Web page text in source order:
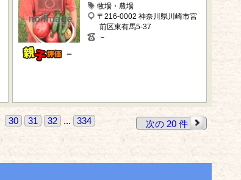
－
牧場・農場
〒216-0002 神奈川県川崎市宮
前区東有馬5-37
－
30 31 32 ... 334 次の 20 件